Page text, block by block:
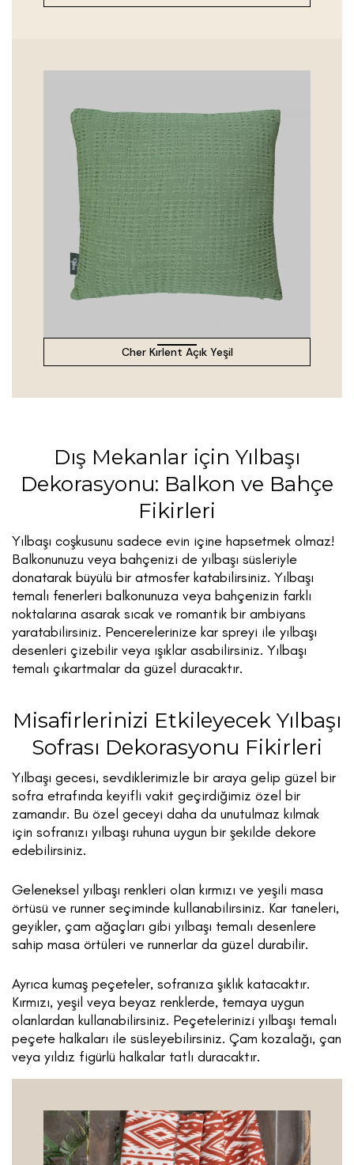
Cher Kırlent Açık Yeşil
Dış Mekanlar için Yılbaşı
Dekorasyonu: Balkon ve Bahçe
Fikirleri
Yılbaşı coşkusunu sadece evin içine hapsetmek olmaz!
Balkonunuzu veya bahçenizi de yılbaşı süsleriyle
donatarak büyülü bir atmosfer katabilirsiniz. Yılbaşı
temalı fenerleri balkonunuza veya bahçenizin farklı
noktalarına asarak sıcak ve romantik bir ambiyans
yaratabilirsiniz. Pencerelerinize kar spreyi ile yılbaşı
desenleri çizebilir veya ışıklar asabilirsiniz. Yılbaşı
temalı çıkartmalar da güzel duracaktır.
Misafirlerinizi Etkileyecek Yılbaşı
Sofrası Dekorasyonu Fikirleri
Yılbaşı gecesi, sevdiklerimizle bir araya gelip güzel bir
sofra etrafında keyifli vakit geçirdiğimiz özel bir
zamandır. Bu özel geceyi daha da unutulmaz kılmak
için sofranızı yılbaşı ruhuna uygun bir şekilde dekore
edebilirsiniz.
Geleneksel yılbaşı renkleri olan kırmızı ve yeşili masa
örtüsü ve runner seçiminde kullanabilirsiniz. Kar taneleri,
geyikler, çam ağaçları gibi yılbaşı temalı desenlere
sahip masa örtüleri ve runnerlar da güzel durabilir.
Ayrıca kumaş peçeteler, sofranıza şıklık katacaktır.
Kırmızı, yeşil veya beyaz renklerde, temaya uygun
olanlardan kullanabilirsiniz. Peçetelerinizi yılbaşı temalı
peçete halkaları ile süsleyebilirsiniz. Çam kozalağı, çan
veya yıldız figürlü halkalar tatlı duracaktır.